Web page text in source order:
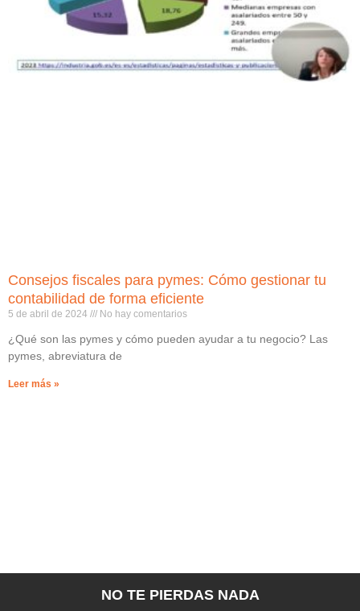
Consejos fiscales para pymes: Cómo gestionar tu
contabilidad de forma eficiente
5 de abril de 2024 No hay comentarios
¿Qué son las pymes y cómo pueden ayudar a tu negocio? Las
pymes, abreviatura de
Leer más »
NO TE PIERDAS NADA